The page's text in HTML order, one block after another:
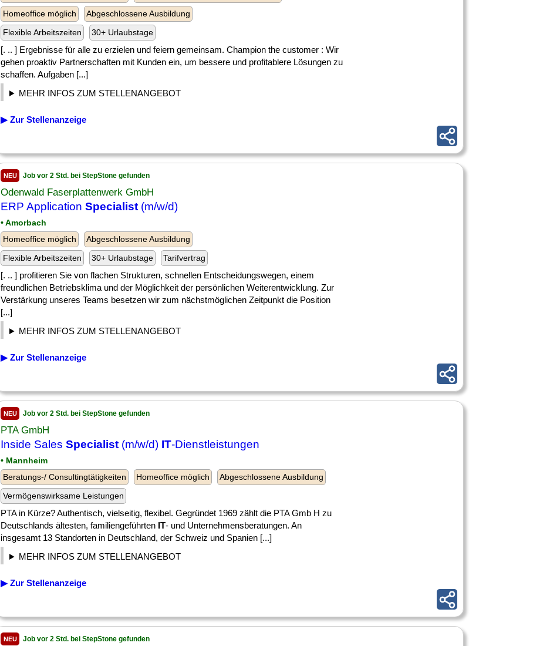
Homeoffice möglich
Abgeschlossene Ausbildung
Flexible Arbeitszeiten
30+ Urlaubstage
[. .. ] Ergebnisse für alle zu erzielen und feiern gemeinsam. Champion the customer : Wir
gehen proaktiv Partnerschaften mit Kunden ein, um bessere und profitablere Lösungen zu
schaffen. Aufgaben [...]
MEHR INFOS ZUM STELLENANGEBOT
▶ Zur Stellenanzeige
NEU Job vor 2 Std. bei StepStone gefunden
Odenwald Faserplattenwerk GmbH
ERP Application Specialist (m/w/d)
• Amorbach
Homeoffice möglich
Abgeschlossene Ausbildung
Flexible Arbeitszeiten
30+ Urlaubstage Tarifvertrag
[. .. ] profitieren Sie von flachen Strukturen, schnellen Entscheidungswegen, einem
freundlichen Betriebsklima und der Möglichkeit der persönlichen Weiterentwicklung. Zur
Verstärkung unseres Teams besetzen wir zum nächstmöglichen Zeitpunkt die Position
[...]
MEHR INFOS ZUM STELLENANGEBOT
▶ Zur Stellenanzeige
NEU Job vor 2 Std. bei StepStone gefunden
PTA GmbH
Inside Sales Specialist (m/w/d) IT-Dienstleistungen
• Mannheim
Beratungs-/ Consultingtätigkeiten
Homeoffice möglich
Abgeschlossene Ausbildung
Vermögenswirksame Leistungen
PTA in Kürze? Authentisch, vielseitig, flexibel. Gegründet 1969 zählt die PTA Gmb H zu
Deutschlands ältesten, familiengeführten IT- und Unternehmensberatungen. An
insgesamt 13 Standorten in Deutschland, der Schweiz und Spanien [...]
MEHR INFOS ZUM STELLENANGEBOT
▶ Zur Stellenanzeige
NEU Job vor 2 Std. bei StepStone gefunden